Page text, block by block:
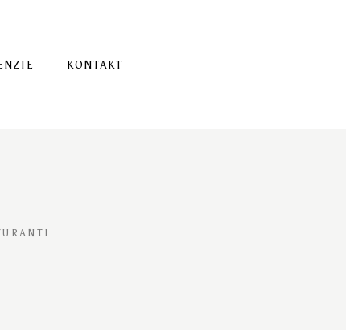
KONTAKT